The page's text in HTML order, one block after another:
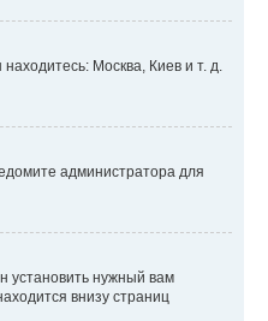
Москва, Киев и т. д.
администратора для
установить нужный вам
внизу страниц